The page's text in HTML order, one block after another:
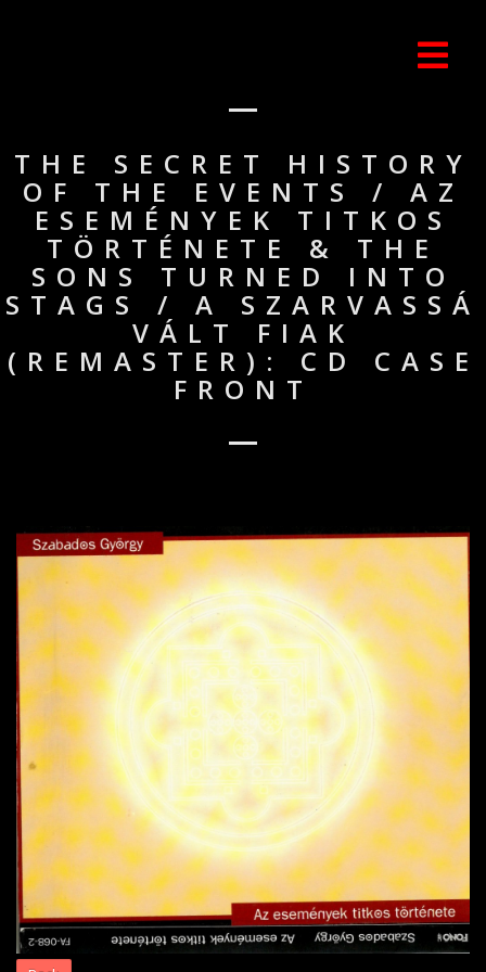
THE SECRET HISTORY
OF THE EVENTS / AZ
ESEMÉNYEK TITKOS
TÖRTÉNETE & THE
SONS TURNED INTO
STAGS / A SZARVASSÁ
VÁLT FIAK
(REMASTER): CD CASE
FRONT